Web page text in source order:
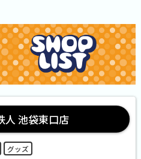
人 池袋東口店
グッズ